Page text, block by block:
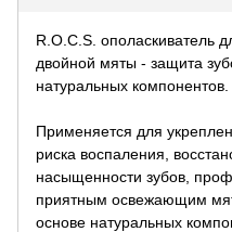
R.O.C.S. ополаскиватель
двойной мяты - защита
натуральных компонентов.
Применяется для
риска воспаления,
насыщенности зубов,
приятным освежающим
основе натуральных